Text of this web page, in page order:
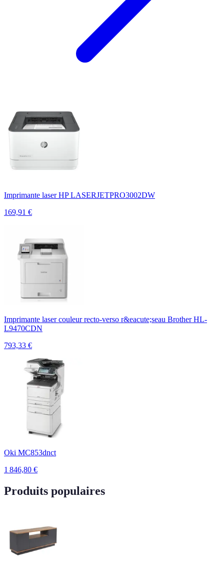
Imprimante laser HP LASERJETPRO3002DW
169,91 €
Imprimante laser couleur recto-verso r&eacute;seau Brother HL-
L9470CDN
793,33 €
Oki MC853dnct
1 846,80 €
Produits populaires